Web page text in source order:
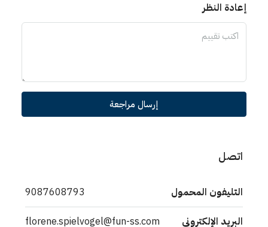
إعادة النظر
إرسال مراجعة
اتصل
التليفون المحمول 9087608793
البريد الإلكتروني florene.spielvogel@fun-ss.com